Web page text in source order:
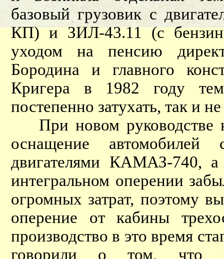
базовый грузовик с
КП) и ЗИЛ-43.11 (с
уходом на пенсию
Бородина и главного
Кригера в 1982 году
постепенно затухать, так и
При новом руководстве
оснащение автомобилей
двигателями КАМАЗ-740,
интегральном оперении
огромных затрат, поэтому
оперение от кабины
производство в это время
говорили о том, что